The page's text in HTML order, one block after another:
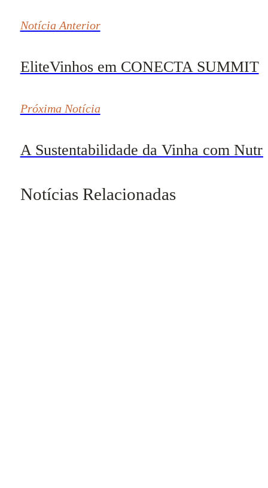
Notícia Anterior
EliteVinhos em CONECTA SUMMIT
Próxima Notícia
A Sustentabilidade da Vinha com
Notícias Relacionadas